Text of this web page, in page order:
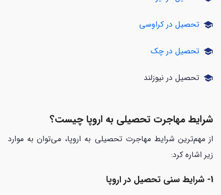
school تحصیل در کراوسی
school تحصیل در چک
school تحصیل در نیوزلند
شرایط مهاجرت تحصیلی به اروپا چیست؟
از مهم‌ترین شرایط مهاجرت تحصیلی به اروپا، می‌توان به موارد
زیر اشاره کرد:
1- شرایط سنی تحصیل در اروپا